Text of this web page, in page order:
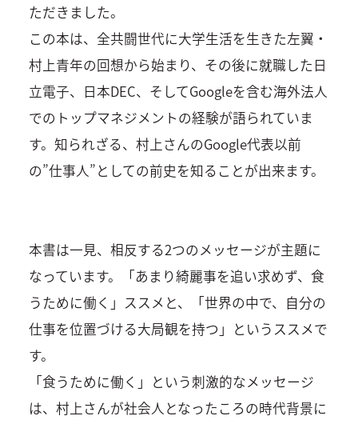
ただきました。
この本は、全共闘世代に大学生活を生きた左翼・
村上青年の回想から始まり、その後に就職した日
立電子、日本DEC、そしてGoogleを含む海外法人
でのトップマネジメントの経験が語られていま
す。知られざる、村上さんのGoogle代表以前
の”仕事人”としての前史を知ることが出来ます。
本書は一見、相反する2つのメッセージが主題に
なっています。「あまり綺麗事を追い求めず、食
うために働く」ススメと、「世界の中で、自分の
仕事を位置づける大局観を持つ」というススメで
す。
「食うために働く」という刺激的なメッセージ
は、村上さんが社会人となったころの時代背景に